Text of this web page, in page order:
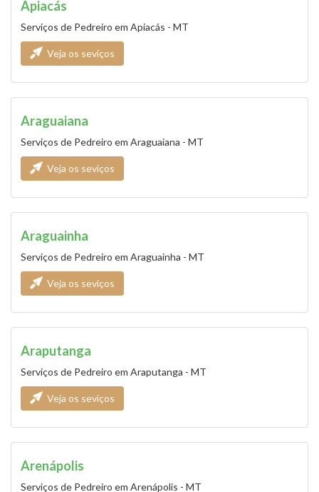
Apiacás
Serviços de Pedreiro em Apiacás - MT
Veja os seviços
Araguaiana
Serviços de Pedreiro em Araguaiana - MT
Veja os seviços
Araguainha
Serviços de Pedreiro em Araguainha - MT
Veja os seviços
Araputanga
Serviços de Pedreiro em Araputanga - MT
Veja os seviços
Arenápolis
Serviços de Pedreiro em Arenápolis - MT